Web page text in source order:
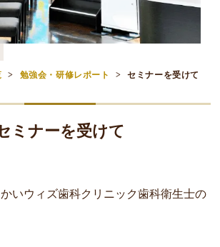
勉強会・研修レポート セミナーを受けて
ミナーを受けて
いウィズ歯科クリニック歯科衛生士の